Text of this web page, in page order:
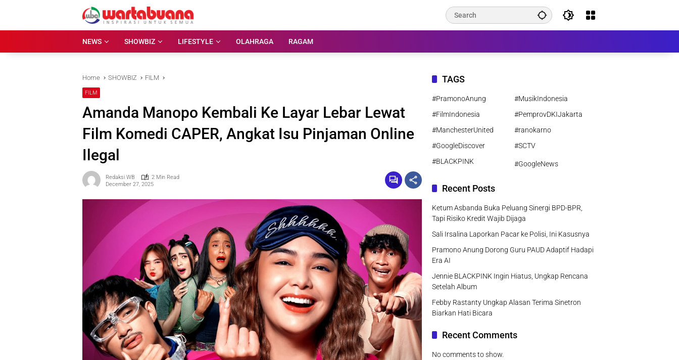
NEWS
SHOWBIZ LIFESTYLE OLAHRAGA RAGAM
Home SHOWBIZ FILM
FILM
Amanda Manopo Kembali Ke Layar Lebar Lewat
Film Komedi CAPER, Angkat Isu Pinjaman Online
Ilegal
Redaksi WB
2 Min Read
December 27, 2025
TAGS
#PramonoAnung
#MusikIndonesia
#FilmIndonesia
#PemprovDKIJakarta
#ManchesterUnited
#ranokarno
#GoogleDiscover
#SCTV
#BLACKPINK
#GoogleNews
Recent Posts
Ketum Asbanda Buka Peluang Sinergi BPD-BPR,
Tapi Risiko Kredit Wajib Dijaga
Sali Irsalina Laporkan Pacar ke Polisi, Ini Kasusnya
Pramono Anung Dorong Guru PAUD Adaptif Hadapi
Era AI
Jennie BLACKPINK Ingin Hiatus, Ungkap Rencana
Setelah Album
Febby Rastanty Ungkap Alasan Terima Sinetron
Biarkan Hati Bicara
Recent Comments
No comments to show.